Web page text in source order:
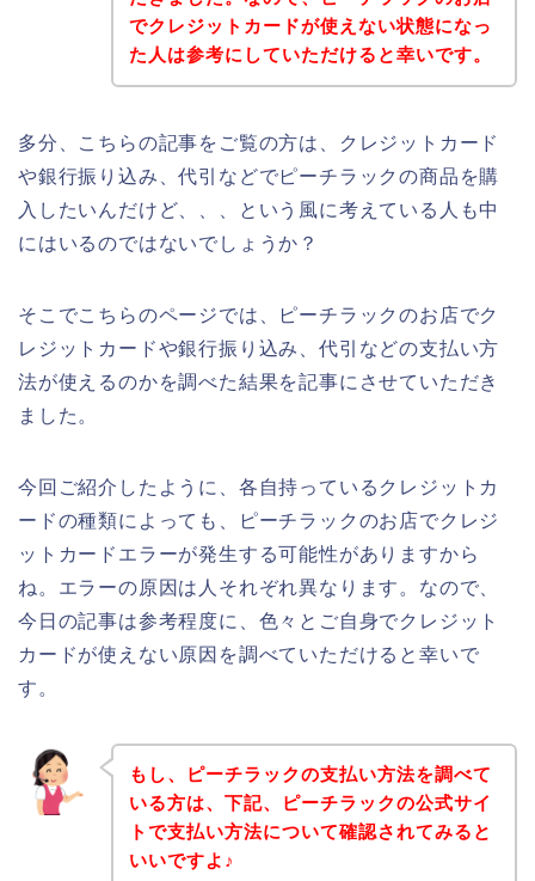
でクレジットカードが使えない状態になっ
た人は参考にしていただけると幸いです。
多分、こちらの記事をご覧の方は、クレジットカード
や銀行振り込み、代引などでピーチラックの商品を購
入したいんだけど、、、という風に考えている人も中
にはいるのではないでしょうか？
そこでこちらのページでは、ピーチラックのお店でク
レジットカードや銀行振り込み、代引などの支払い方
法が使えるのかを調べた結果を記事にさせていただき
ました。
今回ご紹介したように、各自持っているクレジットカ
ードの種類によっても、ピーチラックのお店でクレジ
ットカードエラーが発生する可能性がありますから
ね。エラーの原因は人それぞれ異なります。なので、
今日の記事は参考程度に、色々とご自身でクレジット
カードが使えない原因を調べていただけると幸いで
す。
もし、ピーチラックの支払い方法を調べて
いる方は、下記、ピーチラックの公式サイ
トで支払い方法について確認されてみると
いいですよ♪